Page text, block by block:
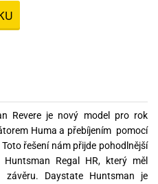
Revere je nový model pro rok
Huma a přebíjením pomocí
řešení nám přijde pohodlnější
Regal HR, který měl
závěru. Daystate Huntsman je